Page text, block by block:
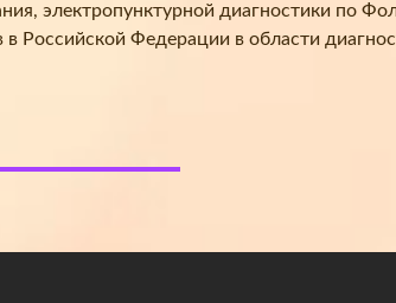
электропунктурной диагностики по
Российской Федерации в области